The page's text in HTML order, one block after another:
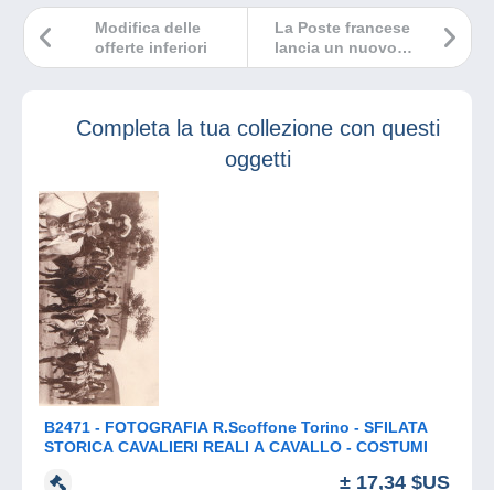
La Poste francese
lancia un nuovo
sito web per tutti
francobolli di
Francia.
Modifica delle
offerte inferiori
Completa la tua collezione con questi
oggetti
B2471 - FOTOGRAFIA R.Scoffone Torino - SFILATA
STORICA CAVALIERI REALI A CAVALLO - COSTUMI
± 17,34 $US